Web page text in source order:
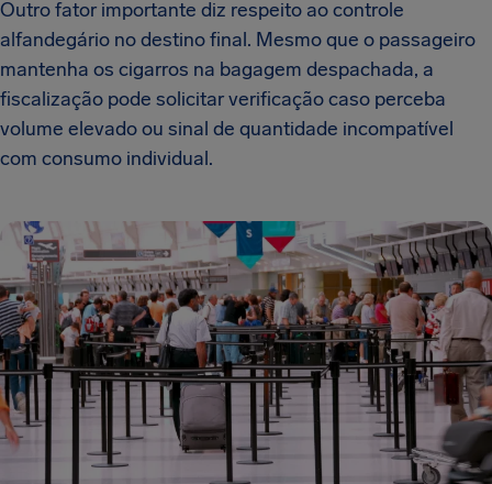
Outro fator importante diz respeito ao controle
alfandegário no destino final. Mesmo que o passageiro
mantenha os cigarros na bagagem despachada, a
fiscalização pode solicitar verificação caso perceba
volume elevado ou sinal de quantidade incompatível
com consumo individual.